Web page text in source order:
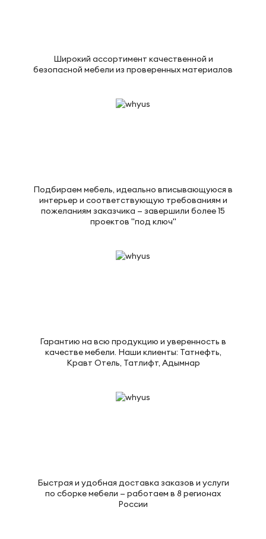
Широкий ассортимент качественной и
безопасной мебели из проверенных материалов
Подбираем мебель, идеально вписывающуюся в
интерьер и соответствующую требованиям и
пожеланиям заказчика — завершили более 15
проектов "под ключ"
Гарантию на всю продукцию и уверенность в
качестве мебели. Наши клиенты: Татнефть,
Кравт Отель, Татлифт, Адымнар
Быстрая и удобная доставка заказов и услуги
по сборке мебели — работаем в 8 регионах
России